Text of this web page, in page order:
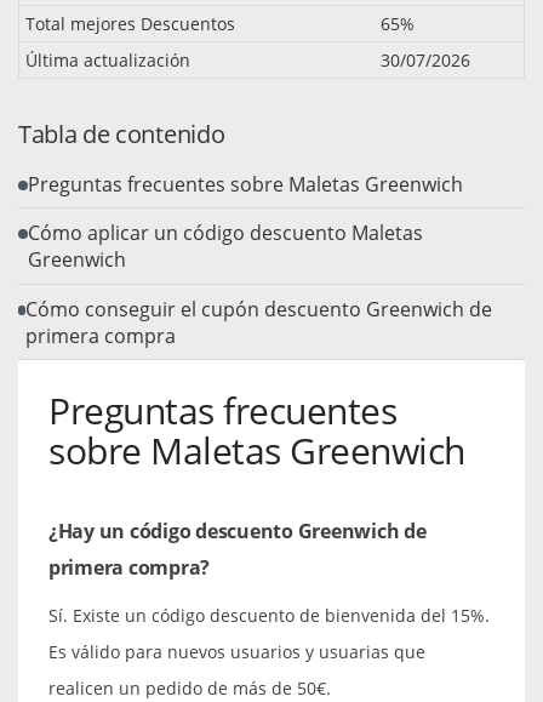
Total mejores Descuentos
65%
Última actualización
30/07/2026
Tabla de contenido
Preguntas frecuentes sobre Maletas Greenwich
Cómo aplicar un código descuento Maletas
Greenwich
Cómo conseguir el cupón descuento Greenwich de
primera compra
Preguntas frecuentes
sobre Maletas Greenwich
¿Hay un código descuento Greenwich de
primera compra?
Sí. Existe un código descuento de bienvenida del 15%.
Es válido para nuevos usuarios y usuarias que
realicen un pedido de más de 50€.